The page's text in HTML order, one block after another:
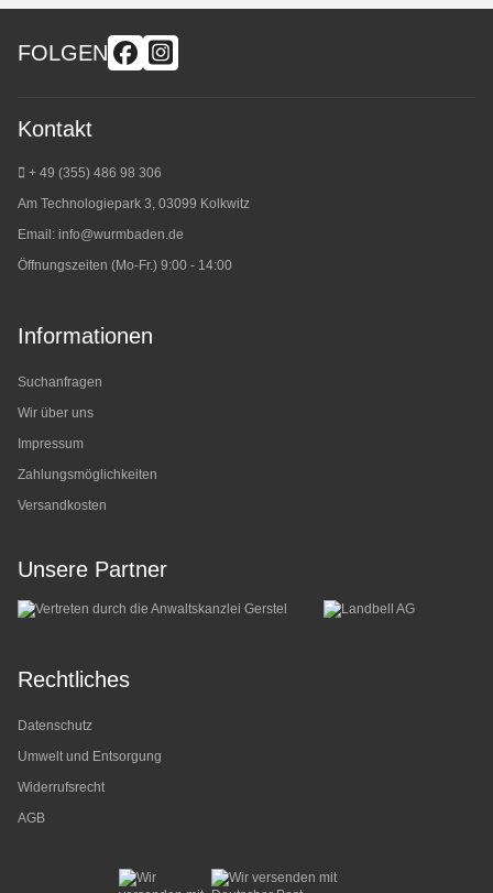
FOLGEN
Kontakt
+ 49 (355) 486 98 306
Am Technologiepark 3, 03099 Kolkwitz
Email: info@wurmbaden.de
Öffnungszeiten (Mo-Fr.) 9:00 - 14:00
Informationen
Suchanfragen
Wir über uns
Impressum
Zahlungsmöglichkeiten
Versandkosten
Unsere Partner
Rechtliches
Datenschutz
Umwelt und Entsorgung
Widerrufsrecht
AGB